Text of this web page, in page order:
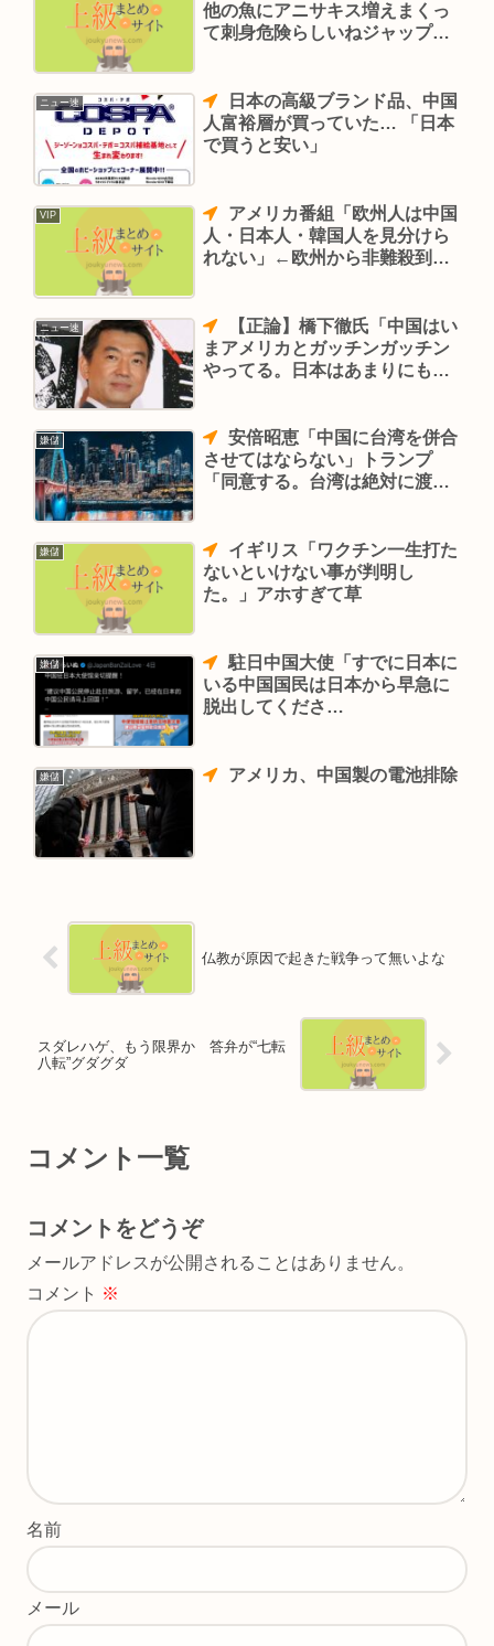
他の魚にアニサキス増えまくっ
て刺身危険らしいねジャップ
ニュー速
人富裕層が買っていた… 「日本
で買うと安い」
VIP
人・日本人・韓国人を見分けら
れない」←欧州から非難殺到で
ニュー速
まアメリカとガッチンガッチン
やってる。日本はあまりにもヘ
嫌儲
安倍昭恵「中国に台湾を併合
させてはならない」トランプ
「同意する。台湾は絶対に渡さ
嫌儲
ないといけない事が判明し
た。」アホすぎて草
嫌儲
駐日中国大使「すでに日本に
いる中国国民は日本から早急に
脱出してくださ
嫌儲 アメリカ、中国製の電池排除
仏教が原因で起きた戦争って無いよな
スダレハゲ、もう限界か 答弁が“七転
八転”グダグダ
コメント一覧
コメントをどうぞ
メールアドレスが公開されることはありません。
コメント ※
名前
メール